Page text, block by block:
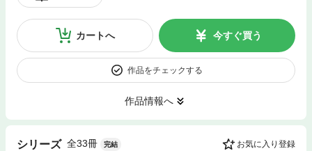
カートへ 今すぐ買う
作品をチェックする
作品情報へ
シリーズ 全33冊 完結 お気に入り登録